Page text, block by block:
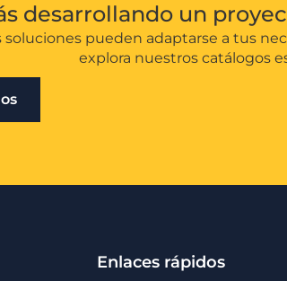
desarrollando un
pueden adaptarse a tus
explora nuestros catálogos
Enlaces rápidos